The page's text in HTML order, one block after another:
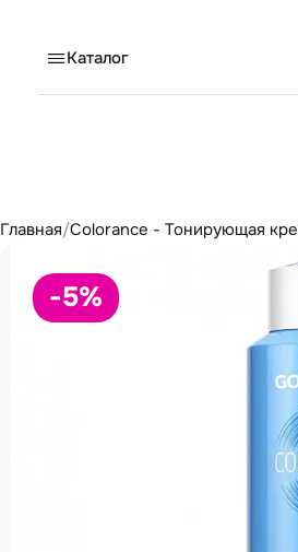
Каталог
Главная/Colorance - Тонирующая
-5%